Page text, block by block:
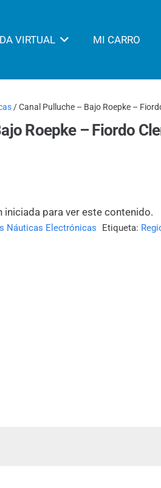
VIRTUAL MI CARRO
/ Canal Pulluche – Bajo Roepke –
Roepke – Fiordo
iniciada para ver este contenido.
Náuticas Electrónicas Etiqueta: